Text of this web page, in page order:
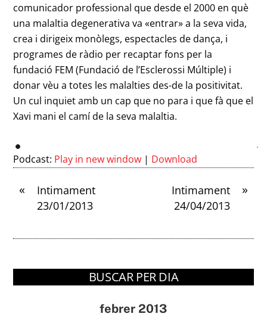
comunicador professional que desde el 2000 en què
una malaltia degenerativa va «entrar» a la seva vida,
crea i dirigeix monòlegs, espectacles de dança, i
programes de ràdio per recaptar fons per la
fundació FEM (Fundació de l’Esclerossi Múltiple) i
donar vèu a totes les malalties des-de la positivitat.
Un cul inquiet amb un cap que no para i que fà que el
Xavi mani el camí de la seva malaltia.
Podcast: Play in new window | Download
«
Intimament
23/01/2013
»
Intimament
24/04/2013
BUSCAR PER DIA
febrer 2013